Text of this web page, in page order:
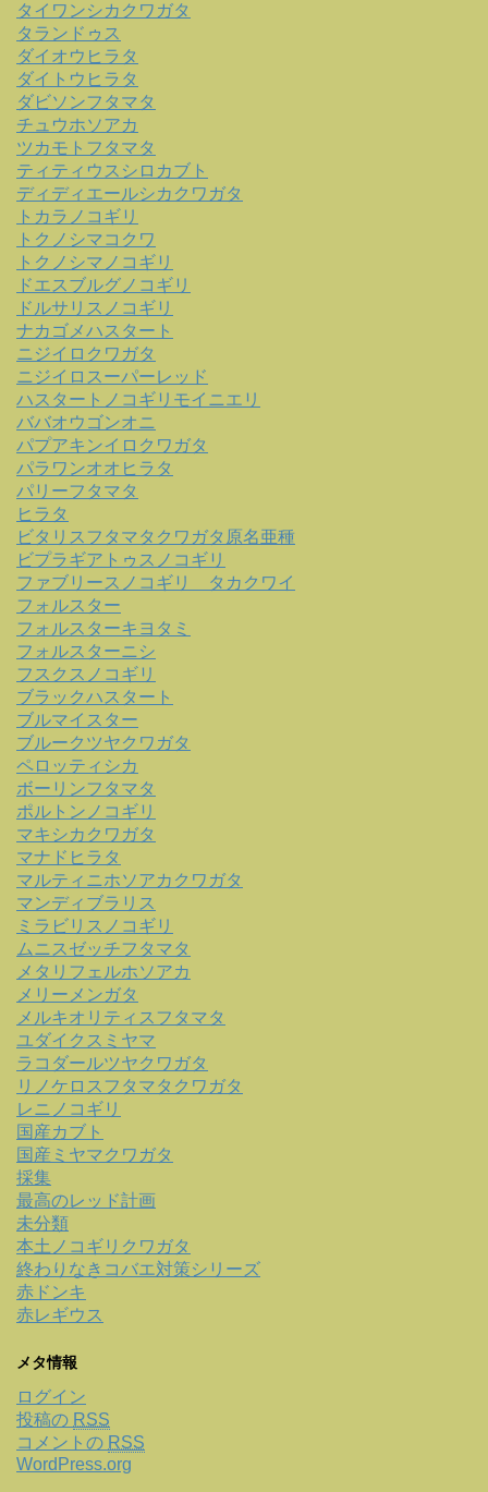
タイワンシカクワガタ
タランドゥス
ダイオウヒラタ
ダイトウヒラタ
ダビソンフタマタ
チュウホソアカ
ツカモトフタマタ
ティティウスシロカブト
ディディエールシカクワガタ
トカラノコギリ
トクノシマコクワ
トクノシマノコギリ
ドエスブルグノコギリ
ドルサリスノコギリ
ナカゴメハスタート
ニジイロクワガタ
ニジイロスーパーレッド
ハスタートノコギリモイニエリ
ババオウゴンオニ
パプアキンイロクワガタ
パラワンオオヒラタ
パリーフタマタ
ヒラタ
ビタリスフタマタクワガタ原名亜種
ビプラギアトゥスノコギリ
ファブリースノコギリ タカクワイ
フォルスター
フォルスターキヨタミ
フォルスターニシ
フスクスノコギリ
ブラックハスタート
ブルマイスター
ブルークツヤクワガタ
ペロッティシカ
ボーリンフタマタ
ポルトンノコギリ
マキシカクワガタ
マナドヒラタ
マルティニホソアカクワガタ
マンディブラリス
ミラビリスノコギリ
ムニスゼッチフタマタ
メタリフェルホソアカ
メリーメンガタ
メルキオリティスフタマタ
ユダイクスミヤマ
ラコダールツヤクワガタ
リノケロスフタマタクワガタ
レニノコギリ
国産カブト
国産ミヤマクワガタ
採集
最高のレッド計画
未分類
本土ノコギリクワガタ
終わりなきコバエ対策シリーズ
赤ドンキ
赤レギウス
メタ情報
ログイン
投稿の RSS
コメントの RSS
WordPress.org